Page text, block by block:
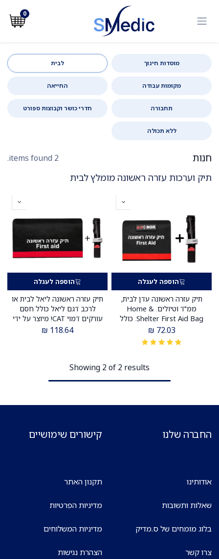
0
מוסדות חינוך לבית
מקומות עבודה החייאה
תחבורה חדרי כושר וקבוצות ספורט
ללא תכולה
חנות 2 items found.
תיק וערכות עזרה ראשונה מומלץ לבית
הוספה לעגלה
תיק עזרה ראשונה עדן לבית,
ממ"ד וטיולים. Home &
Shelter First Aid Bag. כולל
יבוא
72.03
₪
הוספה לעגלה
תיק עזרה ראשונה ליאל לבית או
לרכב דגם ליאל כולל חסם
עורקים דמוי CAT! מיוצר על ידי
ס.מדיק
118.64
₪
Showing 2 of 2 results
החברה שלנו
אודותינו
שאלות ותשובות
בלוג מומחים של ס.מדיק
צרו קשר
קישורים שימושיים
תקנון האתר
מדיניות הפרטיות
מדיניות המשלוחים
הצהרת נגישות